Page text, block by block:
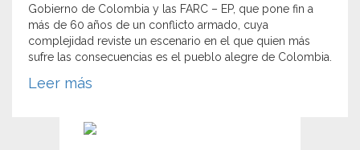
Gobierno de Colombia y las FARC – EP, que pone fin a
más de 60 años de un conflicto armado, cuya
complejidad reviste un escenario en el que quien más
sufre las consecuencias es el pueblo alegre de Colombia.
Leer más